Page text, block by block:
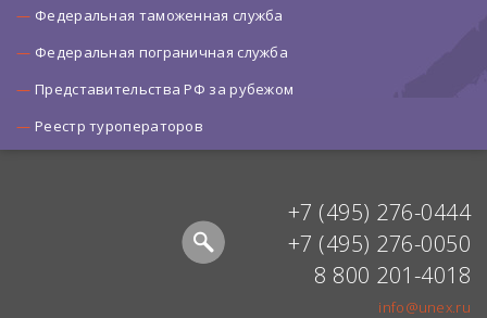
Федеральная таможенная служба
Федеральная пограничная служба
Представительства РФ за рубежом
Реестр туроператоров
+7 (495) 276-0444
+7 (495) 276-0050
8 800 201-4018
info@unex.ru